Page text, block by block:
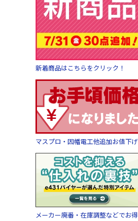
新着商品はこちらをクリック！
マスプロ・因幡電工他追加お値下げ
メーカー廃番・在庫調整などでお得